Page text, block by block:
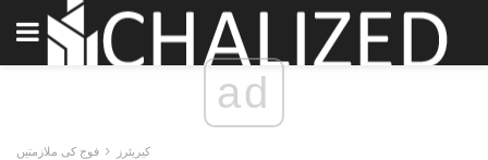
ad
کیریئرز فوج کی ملازمتیں